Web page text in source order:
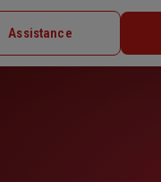
Assistance